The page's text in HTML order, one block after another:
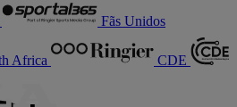
Fãs Unidos
Africa CDE